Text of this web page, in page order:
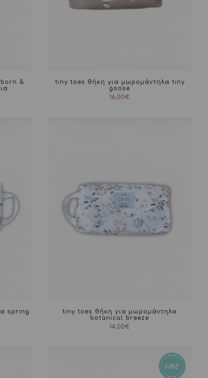
&
tiny toes θήκη για μωρομάντηλα tiny
goose
16,00€
spring
tiny toes θήκη για μωρομάντηλα
botanical breeze
14,00€